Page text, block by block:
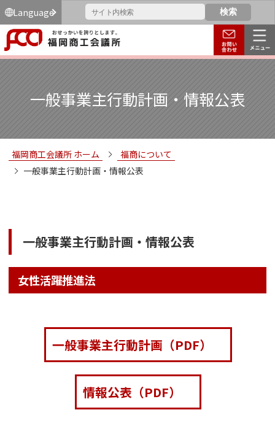
Language
一般事業主行動計画・情報公表
福岡商工会議所 ホーム
福商について
一般事業主行動計画・情報公表
一般事業主行動計画・情報公表
女性活躍推進法
一般事業主行動計画（PDF）
情報公表（PDF）